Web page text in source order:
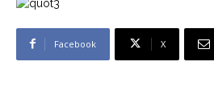
Facebook X